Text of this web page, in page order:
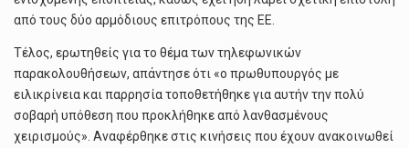
από τους δύο αρμόδιους επιτρόπους της ΕΕ.
Τέλος, ερωτηθείς για το θέμα των τηλεφωνικών
παρακολουθήσεων, απάντησε ότι «ο πρωθυπουργός με
ειλικρίνεια και παρρησία τοποθετήθηκε για αυτήν την πολύ
σοβαρή υπόθεση που προκλήθηκε από λανθασμένους
χειρισμούς». Αναφέρθηκε στις κινήσεις που έχουν ανακοινωθεί